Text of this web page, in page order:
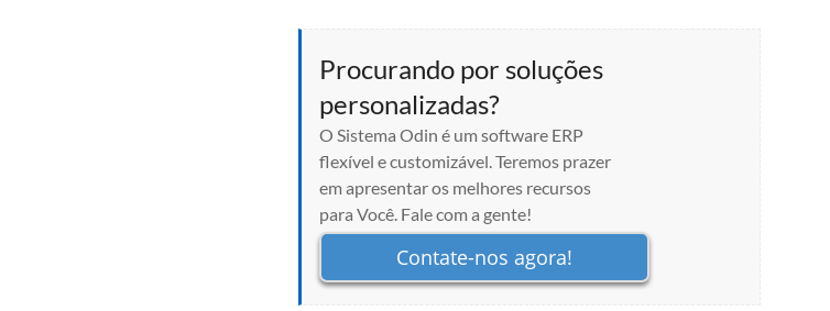
Procurando por soluções
personalizadas?
O Sistema Odin é um software ERP
flexível e customizável. Teremos prazer
em apresentar os melhores recursos
para Você. Fale com a gente!
Contate-nos agora!